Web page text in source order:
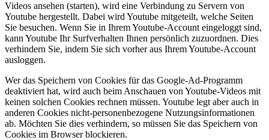
Videos ansehen (starten), wird eine Verbindung zu Servern von
Youtube hergestellt. Dabei wird Youtube mitgeteilt, welche Seiten
Sie besuchen. Wenn Sie in Ihrem Youtube-Account eingeloggt sind,
kann Youtube Ihr Surfverhalten Ihnen persönlich zuzuordnen. Dies
verhindern Sie, indem Sie sich vorher aus Ihrem Youtube-Account
ausloggen.
Wer das Speichern von Cookies für das Google-Ad-Programm
deaktiviert hat, wird auch beim Anschauen von Youtube-Videos mit
keinen solchen Cookies rechnen müssen. Youtube legt aber auch in
anderen Cookies nicht-personenbezogene Nutzungsinformationen
ab. Möchten Sie dies verhindern, so müssen Sie das Speichern von
Cookies im Browser blockieren.